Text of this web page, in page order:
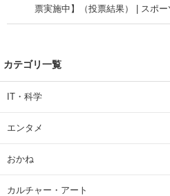
票実施中】（投票結果） | スポ
カテゴリ一覧
IT・科学
エンタメ
おかね
カルチャー・アート